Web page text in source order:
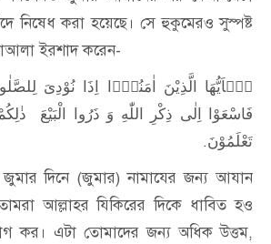
নিষেধ করা হয়েছে। সে হুকুমেরও সুস্পষ্ট
ইরশাদ করেন-
یٰۤاَیُّهَا الَّذِیْنَ اٰمَنُوْۤا اِذَا نُوْدِیَ
فَاسْعَوْا اِلٰی ذِكْرِ اللّٰهِ وَ ذَرُوا الْبَیْعَ
تَعْلَمُوْنَ.
দিনে (জুমার) নামাযের জন্য আযান
আল্লাহর যিকিরের দিকে ধাবিত হও
কর। এটা তোমাদের জন্য অধিক উত্তম,